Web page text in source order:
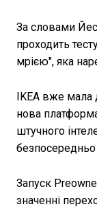
За словами
проходить
мрією", яка
IKEA вже мала
нова
штучного
безпосередньо
Запуск
значенні